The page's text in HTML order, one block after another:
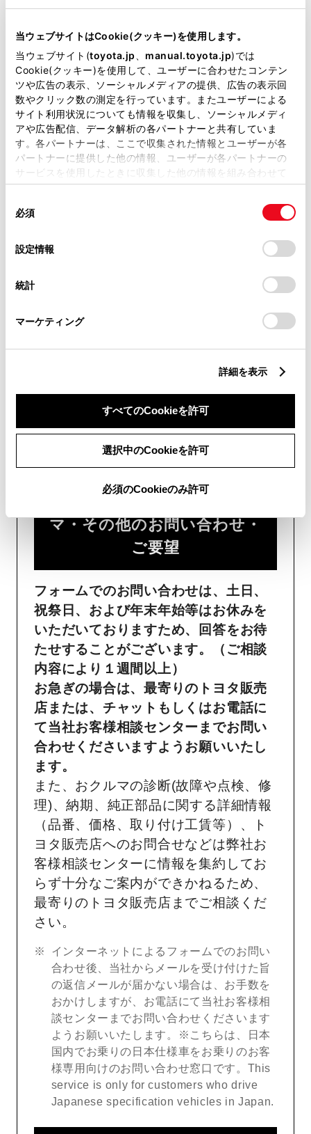
当ウェブサイトはCookie(クッキー)を使用します。
当ウェブサイト(toyota.jp manual.toyota.jp)では
Cookie(クッキー)を使用して、ユーザーに合わせたコンテン
ツや広告の表示、ソーシャルメディアの提供、広告の表示回
数やクリック数の測定を行っています。またユーザーによる
サイト利用状況についても情報を収集し、ソーシャルメディ
アや広告配信、データ解析の各パートナーと共有していま
す。各パートナーは、ここで収集された情報とユーザーが各
パートナーに提供した他の情報、ユーザーが各パートナーの
サービスを使用したときに収集した他の情報を組み合わせて
使用することがあります。当ウェブサイトの使用を続行する
デバイスにすべてのCookie(クッキー)が保存されることに同
意したことになります。Cookie(クッキー)のオプトアウト、
設定の変更、同意を撤回したりするにあたっては、当社の
「Cookie（クッキー）情報の取り扱いについて
」をご覧くだ
必須
設定情報
統計
マーケティング
詳細を表示
すべてのCookieを許可
選択中のCookieを許可
必須のCookieのみ許可
リコール等情報はこちら
チャットでお問い合わせ
受付：10:00～18:00
（長期連休などの当社指定日を除く）
チャットでのお問い合わせはお待たせ
フォームでお問い合わせ
受付：24時間受付
マ・その他のお問い合わせ・
ご要望​
フォームでのお問い合わせは、土日、
祝祭日、および年末年始等はお休みを
いただいておりますため、回答をお待
たせすることがございます。（ご相談
内容により１週間以上）
お急ぎの場合は、最寄りのトヨタ販売
店または、チャットもしくはお電話に
て当社お客様相談センターまでお問い
合わせくださいますようお願いいたし
ます。
また、おクルマの診断(故障や点検、修
理)、納期、純正部品に関する詳細情報
（品番、価格、取り付け工賃等）、ト
ヨタ販売店へのお問合せなどは弊社お
客様相談センターに情報を集約してお
らず十分なご案内ができかねるため、
最寄りのトヨタ販売店までご相談くだ
さい。
インターネットによるフォームでのお問い
合わせ後、当社からメールを受け付けた旨
の返信メールが届かない場合は、お手数を
おかけしますが、お電話にて当社お客様相
談センターまでお問い合わせくださいます
ようお願いいたします。※こちらは、日本
国内でお乗りの日本仕様車をお乗りのお客
様専用向けのお問い合わせ窓口です。This
service is only for customers who drive
Japanese specification vehicles in Japan.